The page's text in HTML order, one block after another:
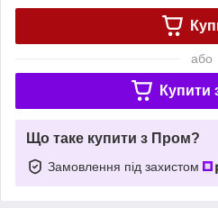
або
Купити
Що таке купити з Пром?
Замовлення під захистом